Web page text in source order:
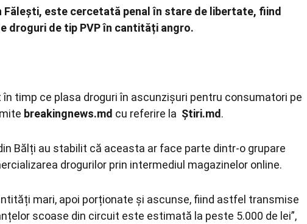
Fălești, este cercetată penal în stare de libertate, fiind
droguri de tip PVP în cantități angro.
timp ce plasa droguri în ascunzișuri pentru consumatori pe
breakingnews.md cu referire la Știri.md.
Bălți au stabilit că aceasta ar face parte dintr-o grupare
drogurilor prin intermediul magazinelor online.
mari, apoi porționate și ascunse, fiind astfel transmise
scoase din circuit este estimată la peste 5.000 de lei”,